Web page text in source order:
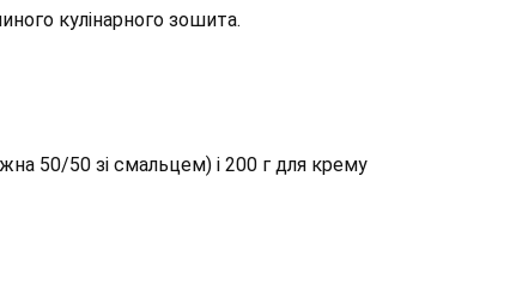
кулінарного зошита.
50/50 зі смальцем) і 200 г для крему